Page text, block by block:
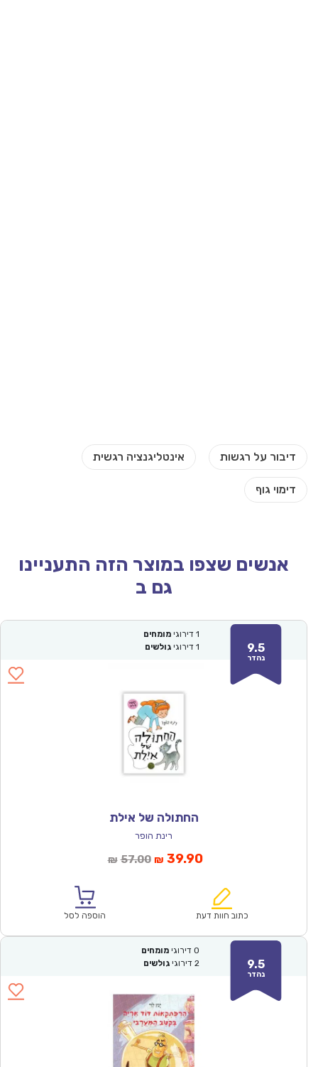
אנשים שצפו במוצר הזה התעניינו
גם ב
9.5
נהדר
1 דירוגי מומחים
1 דירוגי גולשים
החתולה של אילת
רינת הופר
₪ 57.00המחיר
₪57.00.
₪ 39.90המחיר
הוא:
כתוב חוות דעת הוספה לסל
9.5
נהדר
0 דירוגי מומחים
2 דירוגי גולשים